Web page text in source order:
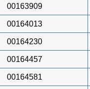
00163909
00164013
00164230
00164457
00164581